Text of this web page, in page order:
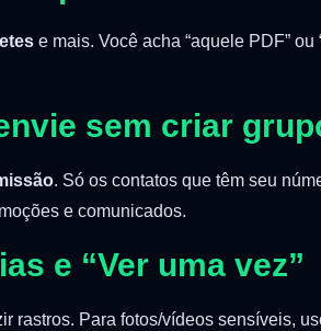
e mais. Você acha “aquele PDF” ou
sem criar
. Só os contatos que têm seu
e comunicados.
e “Ver uma vez”
rastros. Para fotos/vídeos sensíveis,